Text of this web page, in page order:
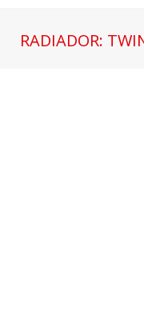
RADIADOR: